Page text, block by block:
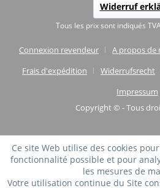
Widerruf
Tous les prix sont indiqués
Connexion revendeur A propos de
Frais d'expédition
Widerrufsrecht
Impressum
Copyright © - Tous
Ce site Web utilise des cookies
fonctionnalité possible et pour
les mesures de
Votre utilisation continue du Site